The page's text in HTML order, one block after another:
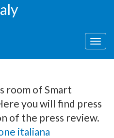
Menù
room of Smart
you will find press
of the press review.
italiana